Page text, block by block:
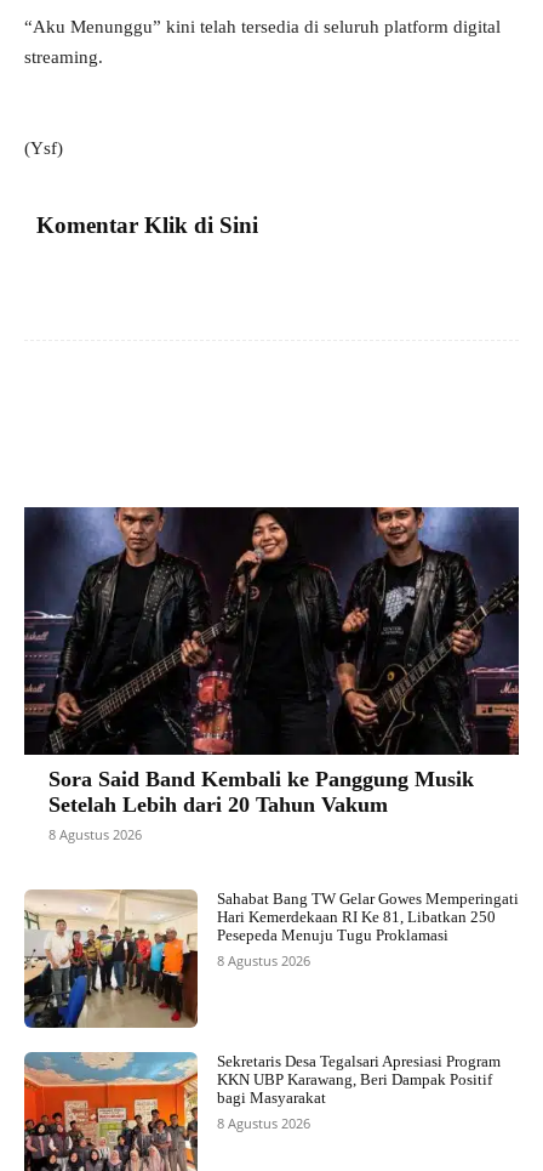
“Aku Menunggu” kini telah tersedia di seluruh platform digital
streaming.
(Ysf)
Komentar Klik di Sini
Sora Said Band Kembali ke Panggung Musik
Setelah Lebih dari 20 Tahun Vakum
8 Agustus 2026
Sahabat Bang TW Gelar Gowes Memperingati
Hari Kemerdekaan RI Ke 81, Libatkan 250
Pesepeda Menuju Tugu Proklamasi
8 Agustus 2026
Sekretaris Desa Tegalsari Apresiasi Program
KKN UBP Karawang, Beri Dampak Positif
bagi Masyarakat
8 Agustus 2026